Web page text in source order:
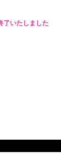
了いたしました